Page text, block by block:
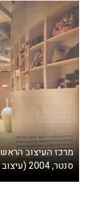
מרכז העיצוב
סנטר, 2004 (עיצוב פנים: גד הלפרין)